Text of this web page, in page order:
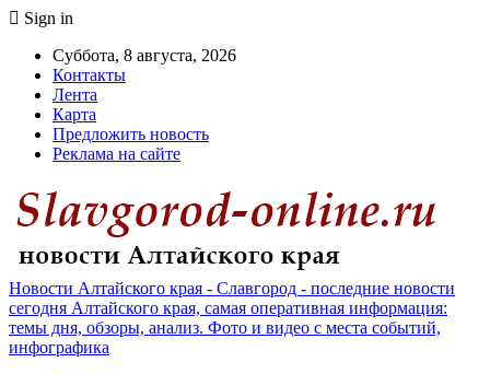
Sign in
Суббота, 8 августа, 2026
Контакты
Лента
Карта
Предложить новость
Реклама на сайте
Новости Алтайского края - Славгород - последние новости
сегодня Алтайского края, самая оперативная информация:
темы дня, обзоры, анализ. Фото и видео с места событий,
инфографика